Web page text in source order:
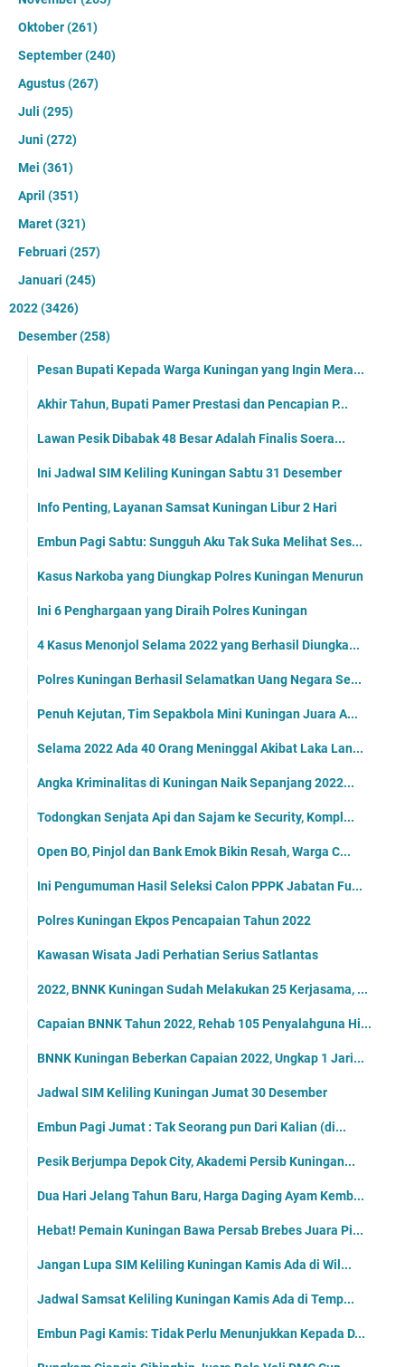
Oktober(261)
September(240)
Agustus(267)
Juli (295)
Juni (272)
Mei (361)
April (351)
Maret(321)
Februari (257)
Januari (245)
2022(3426)
Desember(258)
Pesan Bupati Kepada Warga Kuningan yang Ingin Mera...
Akhir Tahun, Bupati Pamer Prestasi dan Pencapian P...
Lawan Pesik Dibabak 48 Besar Adalah Finalis Soera...
Ini Jadwal SIM Keliling Kuningan Sabtu 31 Desember
Info Penting, Layanan Samsat Kuningan Libur 2 Hari
Embun Pagi Sabtu: Sungguh Aku Tak Suka Melihat Ses...
Kasus Narkoba yang Diungkap Polres Kuningan Menurun
Ini 6 Penghargaan yang Diraih Polres Kuningan
4 Kasus Menonjol Selama 2022 yang Berhasil Diungka...
Polres Kuningan Berhasil Selamatkan Uang Negara Se...
Penuh Kejutan, Tim Sepakbola Mini Kuningan Juara A...
Selama 2022 Ada 40 Orang Meninggal Akibat Laka Lan...
Angka Kriminalitas di Kuningan Naik Sepanjang 2022...
Todongkan Senjata Api dan Sajam ke Security, Kompl...
Open BO, Pinjol dan Bank Emok Bikin Resah, Warga C...
Ini Pengumuman Hasil Seleksi Calon PPPK Jabatan Fu...
Polres Kuningan Ekpos Pencapaian Tahun 2022
Kawasan Wisata Jadi Perhatian Serius Satlantas
2022, BNNK Kuningan Sudah Melakukan 25 Kerjasama, ...
Capaian BNNK Tahun 2022, Rehab 105 Penyalahguna Hi...
BNNK Kuningan Beberkan Capaian 2022, Ungkap 1 Jari...
Jadwal SIM Keliling Kuningan Jumat 30 Desember
Embun Pagi Jumat : Tak Seorang pun Dari Kalian (di...
Pesik Berjumpa Depok City, Akademi Persib Kuningan...
Dua Hari Jelang Tahun Baru, Harga Daging Ayam Kemb...
Hebat! Pemain Kuningan Bawa Persab Brebes Juara Pi...
Jangan Lupa SIM Keliling Kuningan Kamis Ada di Wil...
Jadwal Samsat Keliling Kuningan Kamis Ada di Temp...
Embun Pagi Kamis: Tidak Perlu Menunjukkan Kepada D...